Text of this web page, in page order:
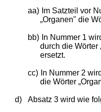
aa)
Im Satzteil vor
„Organen" die
bb)
In Nummer 1
durch die Wörter
ersetzt.
cc)
In Nummer 2
die Wörter
d) Absatz 3 wird wie